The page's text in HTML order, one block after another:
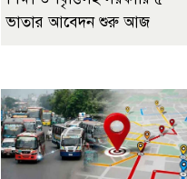
ভাতার আবেদন শুরু আজ